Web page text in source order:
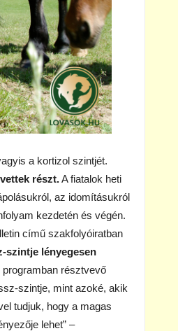
a kortizol szintjét.
részt.A fiatalok heti
az idomításukról
kezdetén és végén.
című szakfolyóiratban
szintje lényegesen
programban résztvevő
szintje, mint azoké, akik
tudjuk, hogy a magas
lehet” –